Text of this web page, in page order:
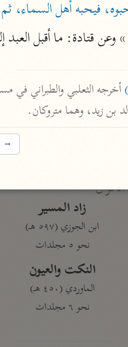
نحو ١٩ مجلدًا
الجامع لأحكام القرآن
معالم التنزيل
البغوي (٥١٦ هـ)
زاد المسير
ابن الجوزي (٥٩٧ هـ)
نحو ٥ مجلدات
النكت والعيون
الماوردي (٤٥٠ هـ)
نحو ٦ مجلدات
فيحبه أهل السماء،
» وعن قتادة: ما أقبل العبد
بن زيد، وهما متروكان.
→